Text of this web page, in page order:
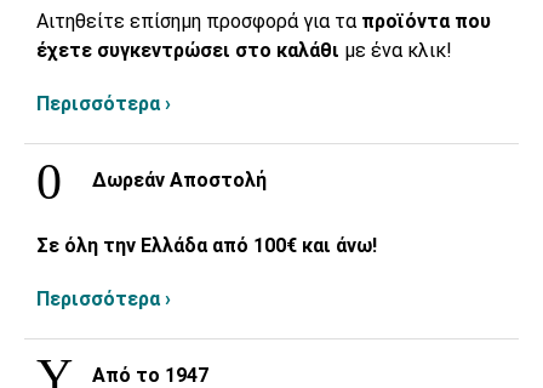
Αιτηθείτε επίσημη προσφορά για τα προϊόντα που
έχετε συγκεντρώσει στο καλάθι με ένα κλικ!
Περισσότερα ›
Δωρεάν Αποστολή
Σε όλη την Ελλάδα από 100€ και άνω!
Περισσότερα ›
Από το 1947